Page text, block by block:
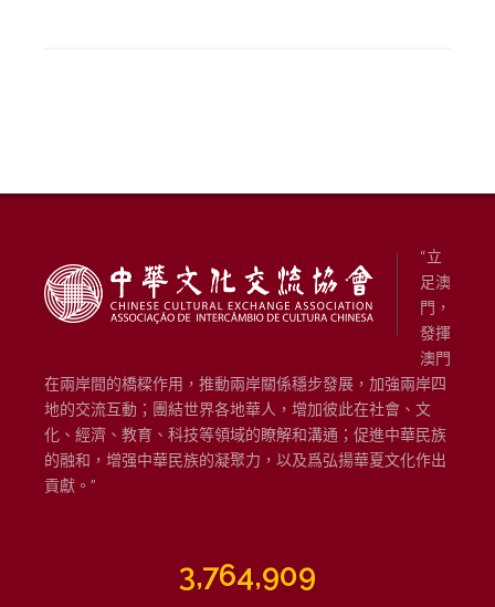
“立
足澳
門，
發揮
澳門
在兩岸間的橋樑作用，推動兩岸關係穩步發展，加強兩岸四
地的交流互動；團結世界各地華人，增加彼此在社會、文
化、經濟、教育、科技等領域的瞭解和溝通；促進中華民族
的融和，增强中華民族的凝聚力，以及爲弘揚華夏文化作出
貢獻。”
3,764,909